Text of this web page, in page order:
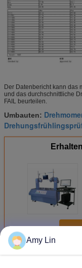
Der Datenbericht kann das
und das durchschnittliche
FAIL beurteilen.
Umbauten:
MehrDrehungs-
Amy Lin